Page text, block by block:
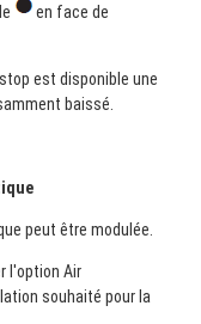
en face de
est disponible une
baissé.
peut être modulée.
l'option Air
souhaité pour la